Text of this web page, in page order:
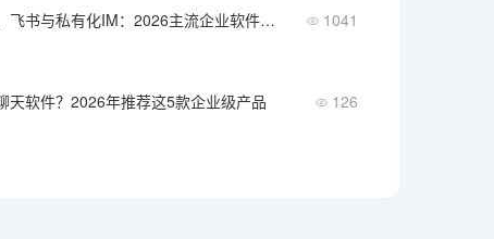
钉钉、企微、飞书与私有化IM：2026主流企业软件对比 1041
天软件？2026年推荐这5款企业级产品 126